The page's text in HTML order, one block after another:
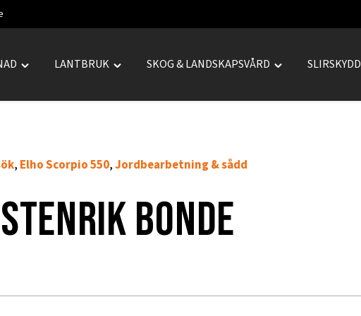
Toggle
LANTBRUK
Toggle
SKOG & LANDSKAPSVÅRD
Toggle
SLIRSKYDD
, Elho Scorpio 550,Jordbearbetning & sådd
bonde